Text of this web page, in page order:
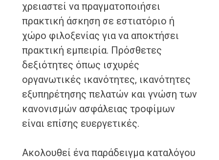
χρειαστεί να πραγματοποιήσει
πρακτική άσκηση σε εστιατόριο ή
χώρο φιλοξενίας για να αποκτήσει
πρακτική εμπειρία. Πρόσθετες
δεξιότητες όπως ισχυρές
οργανωτικές ικανότητες, ικανότητες
εξυπηρέτησης πελατών και γνώση των
κανονισμών ασφάλειας τροφίμων
είναι επίσης ευεργετικές.
Ακολουθεί ένα παράδειγμα καταλόγου